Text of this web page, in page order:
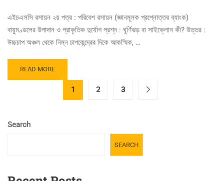
ও
ও
তাপমাত্রা
এইচএসসি রসায়ন ২য় পত্র : পরিবেশ রসায়ন (জ্ঞানমূলক প্রশ্নোত্তর ব্যাংক)
বায়ুমণ্ডলের উপাদান ও প্রাকৃতিক দুর্যোগ প্রশ্ন : ঘূর্ণিঝড় বা সাইক্লোন কী? উত্তর :
উচ্চচাপ অঞ্চল থেকে নিম্ন চাপকেন্দ্রের দিকে আকস্মিক, …
READ
MORE
জ্ঞানমূলক
READ MORE
1 2 3
Search
SEARCH